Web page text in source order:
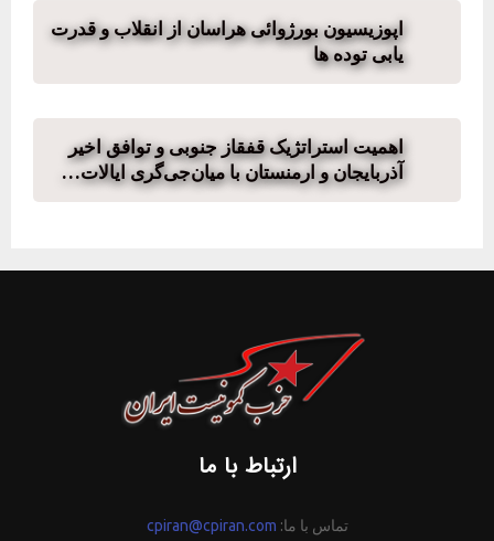
اپوزیسیون بورژوائی هراسان از انقلاب و قدرت
یابی توده ها
اهمیت استراتژیک قفقاز جنوبی و توافق اخیر
آذربایجان و ارمنستان با میان‌جی‌گری ایالات…
ارتباط با ما
تماس با ما: cpiran@cpiran.com